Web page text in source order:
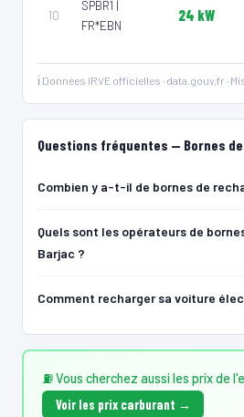
10
SPBR1 |
FR*EBN
24 kW
ℹ️ Données IRVE officielles · data.gouv.fr ·
Questions fréquentes — Bornes
Combien y a-t-il de bornes de
Quels sont les opérateurs de
Barjac ?
Comment recharger sa voiture
⛽ Vous cherchez aussi les prix de
Voir les prix carburant →